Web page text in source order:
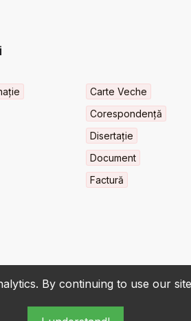
By continuing to use our
Carte Veche
Corespondență
Disertație
Document
Factură